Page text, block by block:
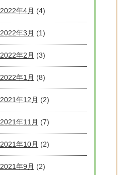
2022年4月 (4)
2022年3月 (1)
2022年2月 (3)
2022年1月 (8)
2021年12月 (2)
2021年11月 (7)
2021年10月 (2)
2021年9月 (2)